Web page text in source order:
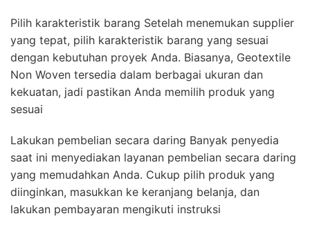
Pilih karakteristik barang Setelah menemukan supplier
yang tepat, pilih karakteristik barang yang sesuai
dengan kebutuhan proyek Anda. Biasanya, Geotextile
Non Woven tersedia dalam berbagai ukuran dan
kekuatan, jadi pastikan Anda memilih produk yang
sesuai
Lakukan pembelian secara daring Banyak penyedia
saat ini menyediakan layanan pembelian secara daring
yang memudahkan Anda. Cukup pilih produk yang
diinginkan, masukkan ke keranjang belanja, dan
lakukan pembayaran mengikuti instruksi